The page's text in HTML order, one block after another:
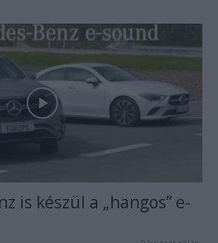
is készül a „hangos” e-